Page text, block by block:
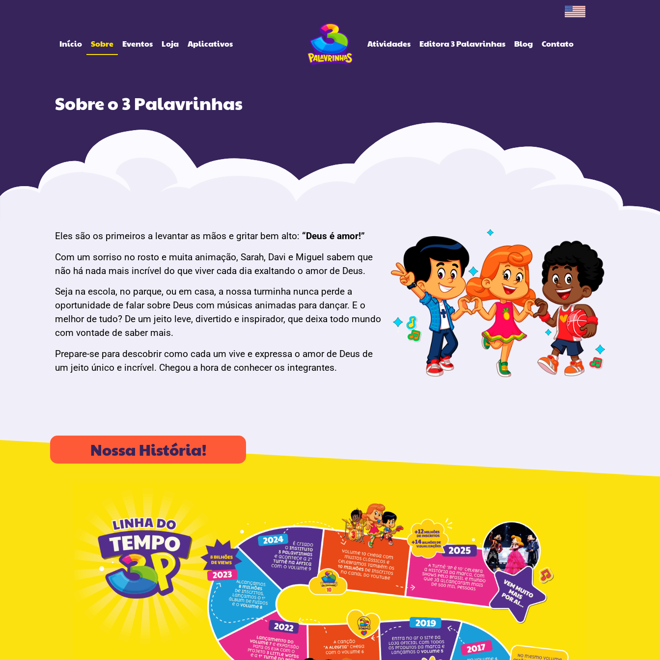
Início Sobre Eventos Loja Aplicativos Atividades Editora 3 Palavrinhas Blog Contato
Sobre o 3 Palavrinhas
Eles são os primeiros a levantar as mãos e gritar bem alto: “Deus é amor!”
Com um sorriso no rosto e muita animação, Sarah, Davi e Miguel sabem que
não há nada mais incrível do que viver cada dia exaltando o amor de Deus.
Seja na escola, no parque, ou em casa, a nossa turminha nunca perde a
oportunidade de falar sobre Deus com músicas animadas para dançar. E o
melhor de tudo? De um jeito leve, divertido e inspirador, que deixa todo mundo
com vontade de saber mais.
Prepare-se para descobrir como cada um vive e expressa o amor de Deus de
um jeito único e incrível. Chegou a hora de conhecer os integrantes.
Nossa História!